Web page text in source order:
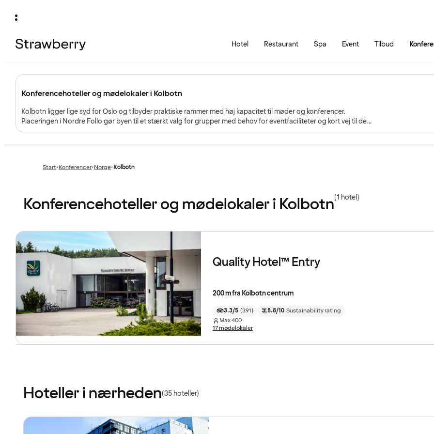
Hotel Restaurant Spa Event Tilbud
Konferencehoteller og mødelokaler i Kolbotn
Kolbotn ligger lige syd for Oslo og tilbyder praktiske rammer med høj kapacitet til møder og konferencer.
Placeringen i Nordre Follo gør byen til et stærkt valg for grupper med behov for eventfaciliteter og kort vej til den
norske hovedstad – uden at placere mødet midt i byen.
Start•Forrige
Konferencer•Forrige
Norge•Kolbotn
Konferencehoteller og mødelokaler i Kolbotn(1 hotel)
Quality Hotel™ Entry
200 m fra Kolbotn centrum
3.3/5 (391) 8.8/10 Sustainability rating
Max400
17 mødelokaler
Hoteller i nærheden(35 hoteller)